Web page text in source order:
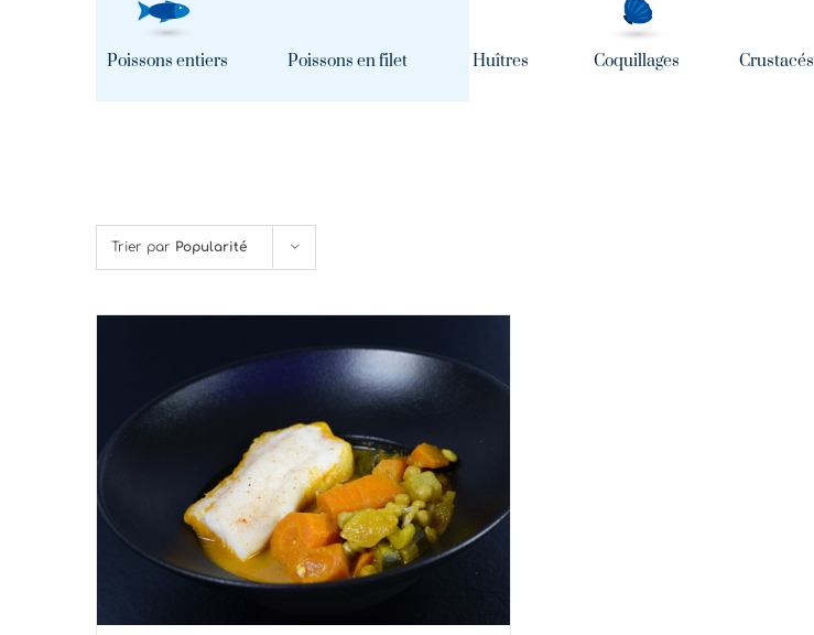
Poissons entiers Poissons en filet Huîtres Coquillages Crustacés
Trier par Popularité
DÉTAILS